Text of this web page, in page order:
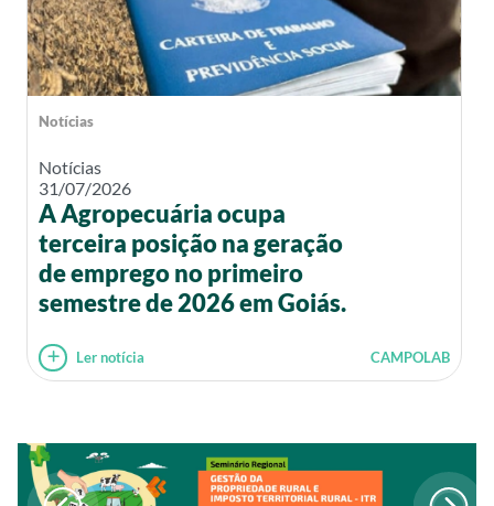
Notícias
Notícias
31/07/2026
A Agropecuária ocupa
terceira posição na geração
de emprego no primeiro
semestre de 2026 em Goiás.
Ler notícia CAMPOLAB